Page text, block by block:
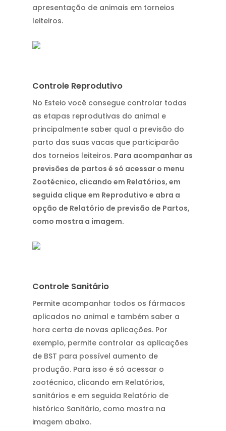
apresentação de animais em torneios
leiteiros.
Controle Reprodutivo
No Esteio você consegue controlar todas
as etapas reprodutivas do animal e
principalmente saber qual a previsão do
parto das suas vacas que participarão
dos torneios leiteiros. Para acompanhar as
previsões de partos é só acessar o menu
Zootécnico, clicando em Relatórios, em
seguida clique em Reprodutivo e abra a
opção de Relatório de previsão de Partos,
como mostra a imagem.
Controle Sanitário
Permite acompanhar todos os fármacos
aplicados no animal e também saber a
hora certa de novas aplicações. Por
exemplo, permite controlar as aplicações
de BST para possível aumento de
produção. Para isso é só acessar o
zootécnico, clicando em Relatórios,
sanitários e em seguida Relatório de
histórico Sanitário, como mostra na
imagem abaixo.